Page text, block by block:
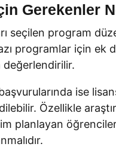
Gerekenler
seçilen program
programlar için ek
değerlendirilir.
ise
Özellikle
planlayan